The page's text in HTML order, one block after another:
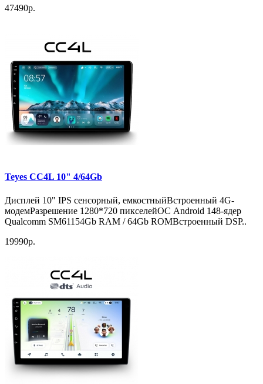
47490р.
Teyes CC4L 10" 4/64Gb
Дисплей 10" IPS сенсорный, емкостныйВстроенный 4G-
модемРазрешение 1280*720 пикселейОС Android 148-ядер
Qualcomm SM61154Gb RAM / 64Gb ROMВстроенный DSP..
19990р.